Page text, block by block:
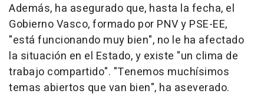
Además, ha asegurado que, hasta la fecha, el
Gobierno Vasco, formado por PNV y PSE-EE,
"está funcionando muy bien", no le ha afectado
la situación en el Estado, y existe "un clima de
trabajo compartido". "Tenemos muchísimos
temas abiertos que van bien", ha aseverado.